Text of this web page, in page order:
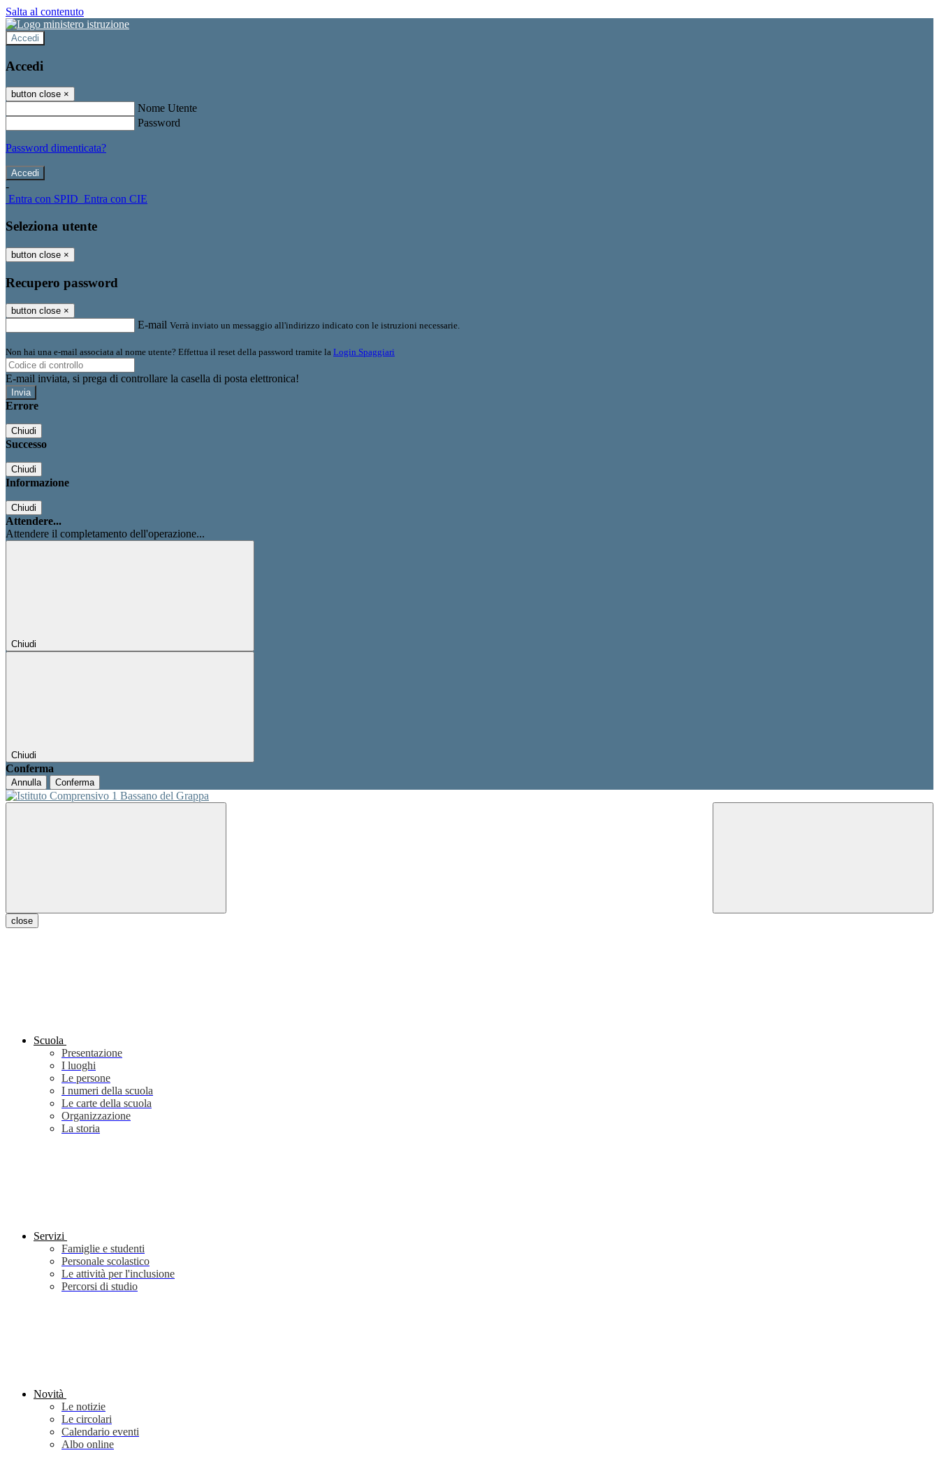
Salta al contenuto
Accedi
Accedi
button close ×
Nome Utente
Password
Password dimenticata?
-
Entra con SPID Entra con CIE
Seleziona utente
button close ×
Recupero password
button close ×
E-mail Verrà inviato un messaggio all'indirizzo indicato con le istruzioni necessarie.
Non hai una e-mail associata al nome utente? Effettua il reset della password tramite la Login Spaggiari
E-mail inviata, si prega di controllare la casella di posta elettronica!
Errore
Chiudi
Successo
Chiudi
Informazione
Chiudi
Attendere...
Attendere il completamento dell'operazione...
Chiudi
Chiudi
Conferma
Annulla Conferma
close
Scuola
Presentazione
I luoghi
Le persone
I numeri della scuola
Le carte della scuola
Organizzazione
La storia
Servizi
Famiglie e studenti
Personale scolastico
Le attività per l'inclusione
Percorsi di studio
Novità
Le notizie
Le circolari
Calendario eventi
Albo online